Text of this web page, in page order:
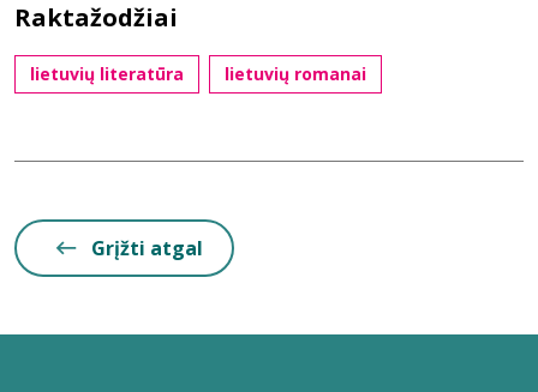
Raktažodžiai
lietuvių literatūra lietuvių romanai
Grįžti atgal